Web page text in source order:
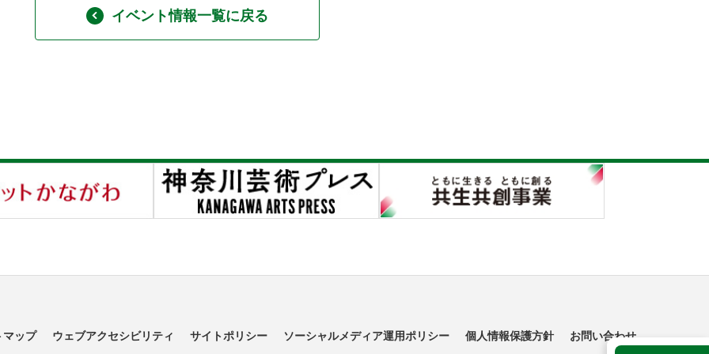
イベント情報一覧に戻る
マップ ウェブアクセシビリティ サイトポリシー ソーシャルメディア運用ポリシー 個人情報保護方針 お問い合わせ